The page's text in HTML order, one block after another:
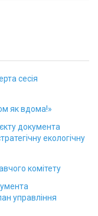
сесія
як вдома!»
документа
екологічну
комітету
управління